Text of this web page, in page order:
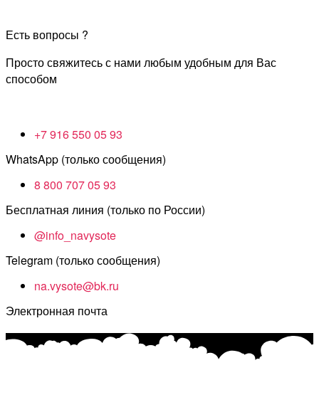
Есть вопросы ?
Просто свяжитесь с нами любым удобным для Вас
способом
+7 916 550 05 93
WhatsApp (только сообщения)
8 800 707 05 93
Бесплатная линия (только по России)
@info_navysote
Telegram (только сообщения)
na.vysote@bk.ru
Электронная почта